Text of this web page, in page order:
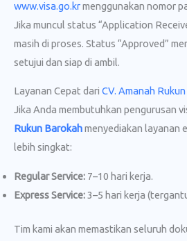
www.visa.go.krmenggunakan nomor
Jika muncul status “Application
masih di proses. Status “Approved”
setujui dan siap di ambil.
Layanan Cepat dari CV. Amanah
Jika Anda membutuhkan pengurusan
Rukun Barokahmenyediakan layanan
lebih singkat:
Regular Service: 7–10 hari kerja.
Express Service:3–5 hari kerja
Tim kami akan memastikan seluruh